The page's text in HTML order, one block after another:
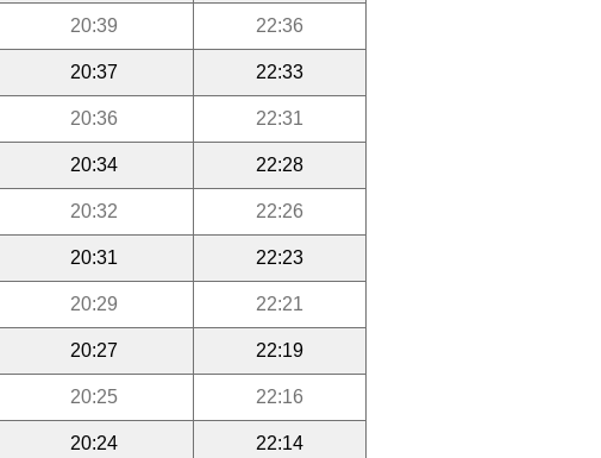
20:39 22:36
20:37 22:33
20:36 22:31
20:34 22:28
20:32 22:26
20:31 22:23
20:29 22:21
20:27 22:19
20:25 22:16
20:24 22:14